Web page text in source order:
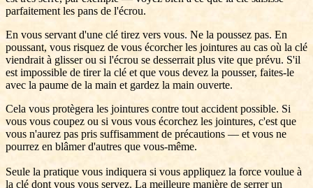
parfaitement les pans de l'écrou.
En vous servant d'une clé tirez vers vous. Ne la poussez pas. En
poussant, vous risquez de vous écorcher les jointures au cas où la clé
viendrait à glisser ou si l'écrou se desserrait plus vite que prévu. S'il
est impossible de tirer la clé et que vous devez la pousser, faites-le
avec la paume de la main et gardez la main ouverte.
Cela vous protègera les jointures contre tout accident possible. Si
vous vous coupez ou si vous vous écorchez les jointures, c'est que
vous n'aurez pas pris suffisamment de précautions — et vous ne
pourrez en blâmer d'autres que vous-même.
Seule la pratique vous indiquera si vous appliquez la force voulue à
la clé dont vous vous servez. La meilleure manière de serrer un